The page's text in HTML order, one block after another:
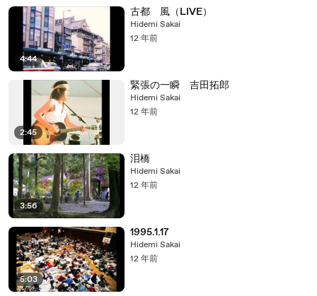
4:44
古都 風（LIVE）
Hidemi Sakai
12 年前
2:45
緊張の一瞬 吉田拓郎
Hidemi Sakai
12 年前
3:56
泪橋
Hidemi Sakai
12 年前
5:03
1995.1.17
Hidemi Sakai
12 年前